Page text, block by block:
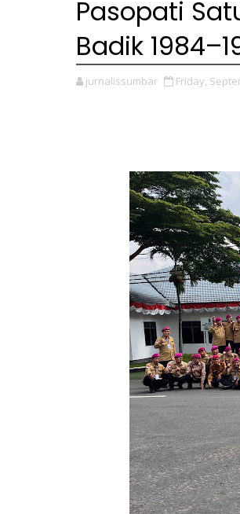
Pasopati
Badik
jurnalissumbar Friday,